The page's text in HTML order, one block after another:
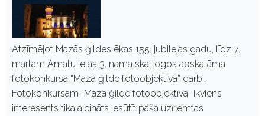
2
2
Atzīmējot Mazās ģildes ēkas 155. jubilejas gadu, līdz 7.
martam Amatu ielas 3. nama skatlogos apskatāma
fotokonkursa “Mazā ģilde fotoobjektīvā” darbi.
Fotokonkursam “Mazā ģilde fotoobjektīvā” ikviens
interesents tika aicināts iesūtīt paša uzņemtas